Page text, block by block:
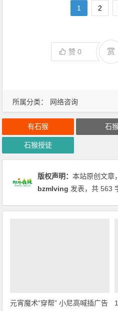
所属分类： 网络咨询
1 2
赞0 赏
有石猴 石
石猴授徒
版权声明：本站原创文章
bzmlving 发表，共 563
元宵魔术“穿帮” 小尼高喊插广告